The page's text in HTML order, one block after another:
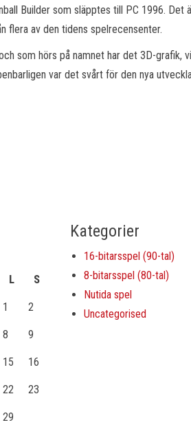
Builder som släpptes till PC 1996. Det
flera av den tidens spelrecensenter.
som hörs på namnet har det 3D-
var det svårt för den nya
L S
1 2
8 9
15 16
22 23
29
Kategorier
16-bitarsspel (90-tal)
8-bitarsspel (80-tal)
Nutida spel
Uncategorised